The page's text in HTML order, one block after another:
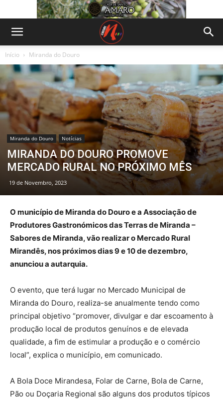
Início Miranda do Douro
Miranda do Douro Notícias
MIRANDA DO DOURO PROMOVE
MERCADO RURAL NO PRÓXIMO MÊS
19 de Novembro, 2023
O município de Miranda do Douro e a Associação de
Produtores Gastronómicos das Terras de Miranda –
Sabores de Miranda, vão realizar o Mercado Rural
Mirandês, nos próximos dias 9 e 10 de dezembro,
anunciou a autarquia.
O evento, que terá lugar no Mercado Municipal de
Miranda do Douro, realiza-se anualmente tendo como
principal objetivo “promover, divulgar e dar escoamento à
produção local de produtos genuínos e de elevada
qualidade, a fim de estimular a produção e o comércio
local”, explica o município, em comunicado.
A Bola Doce Mirandesa, Folar de Carne, Bola de Carne,
Pão ou Doçaria Regional são alguns dos produtos típicos